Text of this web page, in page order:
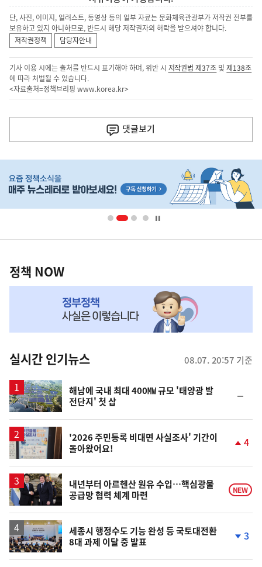
단, 사진, 이미지, 일러스트, 동영상 등의 일부 자료는 문화체육관광부가 저작권 전부를
보유하고 있지 아니하므로, 반드시 해당 저작권자의 허락을 받으셔야 합니다.
저작권정책
담당자안내
기사 이용 시에는 출처를 반드시 표기해야 하며, 위반 시 저작권법 제37조 및제138조
에 따라 처벌될 수 있습니다.
<자료출처=정책브리핑 www.korea.kr>
다
음
기
댓글보기
단
영
책
NOW,
뉴
스
정책 NOW
실시간 인기뉴스 08.07. 20:57 기준
해남에 국내 최대 400㎿ 규모 '태양광 발
전단지' 첫 삽
일
'2026 주민등록 비대면 사실조사' 기간이
돌아왔어요!
승
4
내년부터 아르헨산 원유 수입…핵심광물
공급망 협력 체계 마련
NEW
세종시 행정수도 기능 완성 등 국토대전환
8대 과제 이달 중 발표
3